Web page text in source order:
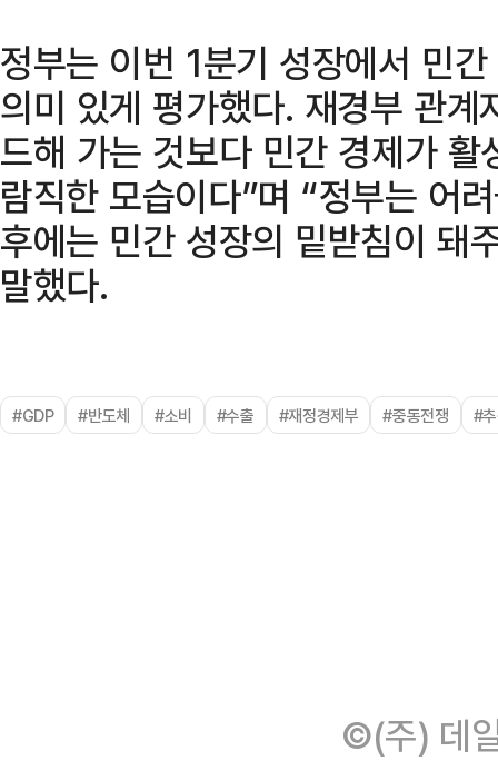
정부는 이번 1분기 성장에서 민
의미 있게 평가했다. 재경부 관
드해 가는 것보다 민간 경제가
람직한 모습이다”며 “정부는 어
후에는 민간 성장의 밑받침이 돼
말했다.
#GDP #반도체 #소비 #수출 #재정경제부 #중동전쟁 #
©(주) 데